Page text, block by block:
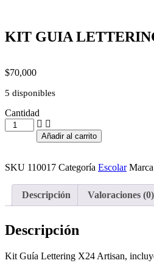
KIT GUIA
$70,000
5 disponibles
Cantidad
KIT
GUIA
LETTERING
ARTISAN
Añadir al carrito
SKU 110017 Categoría Escolar
Descripción Valoraciones (0)
Descripción
Kit Guía Lettering X24 Artisan,